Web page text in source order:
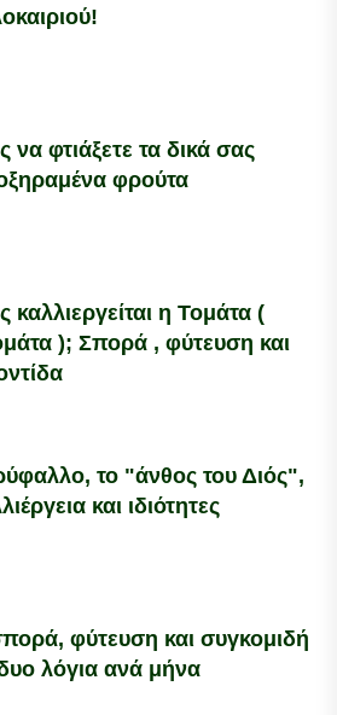
να φτιάξετε τα δικά σας
φρούτα
καλλιεργείται η Τομάτα (
); Σπορά , φύτευση και
το "άνθος του Διός",
και ιδιότητες
φύτευση και συγκομιδή
λόγια ανά μήνα